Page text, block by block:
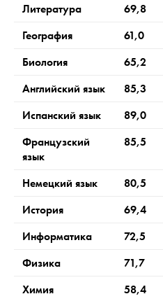
Литература
69,8
География
61,0
Биология
65,2
Английский язык
85,3
Испанский язык
89,0
Французский
язык
85,5
Немецкий язык 80,5
История
69,4
Информатика
72,5
Физика
71,7
Химия
58,4